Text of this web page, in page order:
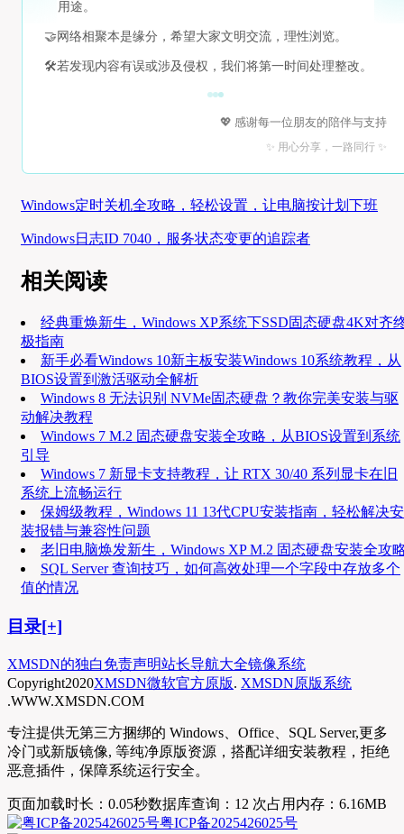
用途。
🤝 网络相聚本是缘分，希望大家文明交流，理性浏览。
🛠️若发现内容有误或涉及侵权，我们将第一时间处理整改。
💖 感谢每一位朋友的陪伴与支持
✨ 用心分享，一路同行 ✨
Windows定时关机全攻略，轻松设置，让电脑按计划下班
Windows日志ID 7040，服务状态变更的追踪者
相关阅读
经典重焕新生，Windows XP系统下SSD固态硬盘4K对齐
极指南
新手必看Windows 10新主板安装Windows 10系统教程，从
BIOS设置到激活驱动全解析
Windows 8 无法识别 NVMe固态硬盘？教你完美安装与驱
动解决教程
Windows 7 M.2 固态硬盘安装全攻略，从BIOS设置到系统
引导
Windows 7 新显卡支持教程，让 RTX 30/40 系列显卡在旧
系统上流畅运行
保姆级教程，Windows 11 13代CPU安装指南，轻松解决安
装报错与兼容性问题
老旧电脑焕发新生，Windows XP M.2 固态硬盘安装全攻
SQL Server 查询技巧，如何高效处理一个字段中存放多个
值的情况
目录[+]
XMSDN的独白免责声明站长导航大全镜像系统
Copyright2020XMSDN微软官方原版. XMSDN原版系统
.WWW.XMSDN.COM
专注提供无第三方捆绑的 Windows、Office、SQL Server,更多
冷门或新版镜像, 等纯净原版资源，搭配详细安装教程，拒绝
恶意插件，保障系统运行安全。
页面加载时长：0.05秒数据库查询：12 次占用内存：6.16MB
粤ICP备2025426025号